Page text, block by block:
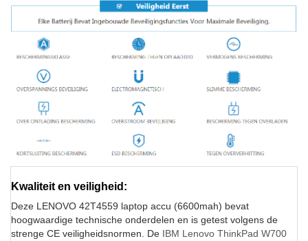
Kwaliteit en veiligheid:
Deze LENOVO 42T4559 laptop accu (6600mah) bevat
hoogwaardige technische onderdelen en is getest volgens de
strenge CE veiligheidsnormen. De IBM Lenovo ThinkPad W700